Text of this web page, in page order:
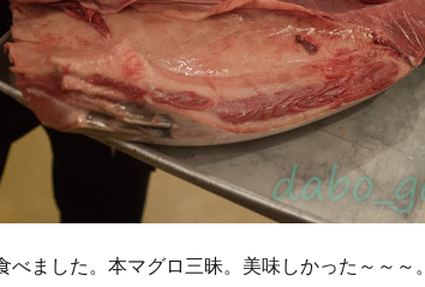
べました。本マグロ三昧。美味しかった～～～。